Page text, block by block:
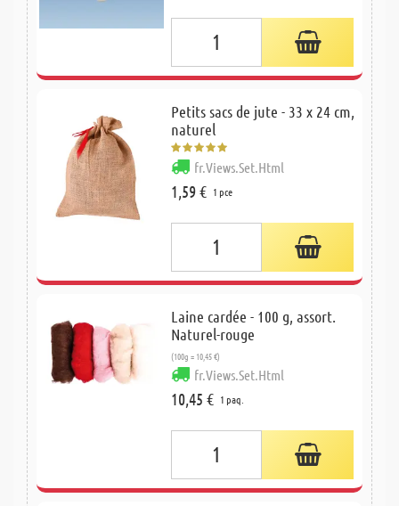
Petits sacs de jute - 33 x 24 cm,
naturel
fr.Views.Set.Html
1,59 € 1 pce
Laine cardée - 100 g, assort.
Naturel-rouge
(100g = 10,45 €)
fr.Views.Set.Html
10,45 € 1 paq.